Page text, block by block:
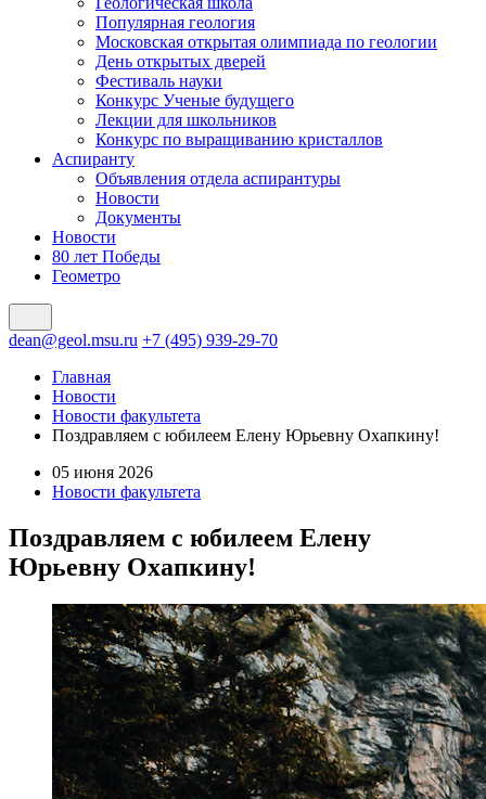
Популярная геология
Московская открытая олимпиада по геологии
День открытых дверей
Фестиваль науки
Конкурс Ученые будущего
Лекции для школьников
Конкурс по выращиванию кристаллов
Аспиранту
Объявления отдела аспирантуры
Новости
Документы
Новости
80 лет Победы
Геометро
dean@geol.msu.ru +7 (495) 939-29-70
Главная
Новости
Новости факультета
Поздравляем с юбилеем Елену Юрьевну Охапкину!
05 июня 2026
Новости факультета
Поздравляем с юбилеем Елену
Юрьевну Охапкину!